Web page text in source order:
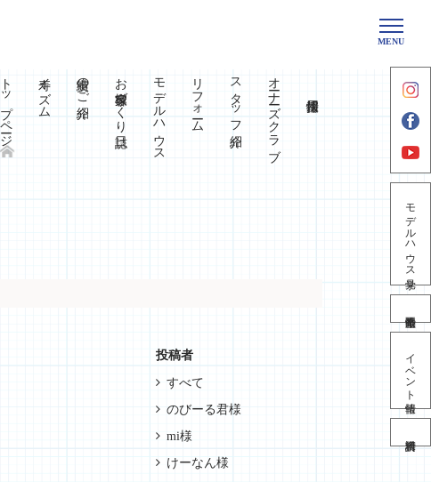
MENU
モデルハウス見学
イベント情報
トップページ 寿イズム 実績のご紹介 お客様家づくり日誌 モデルハウス リフォーム スタッフ紹介 オーナーズクラブ
投稿者
すべて
のびーる君様
mi様
けーなん様